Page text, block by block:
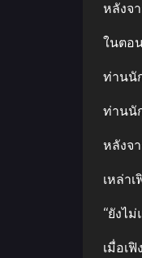
หลังจ
ในตอ
ท่านนั
ท่านนั
หลังจ
เหล่า
“ยังไ
เมื่อเ